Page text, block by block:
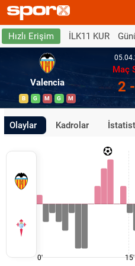
Hızlı Erişim İLK11 KUR
Valencia
B G M G M
Maç
2
Olaylar Kadrolar
0' 15'